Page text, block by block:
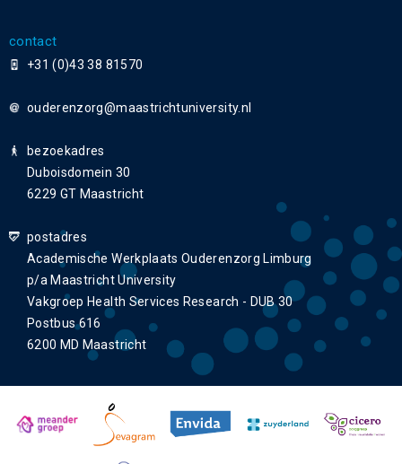
contact
+31 (0)43 38 81570
ouderenzorg
bezoekadres
Duboisdomein 30
6229 GT Maastricht
postadres
Academische Werkplaats Ouderenzorg Limburg
p/a Maastricht University
Vakgroep Health Services Research - DUB 30
Postbus 616
6200 MD Maastricht